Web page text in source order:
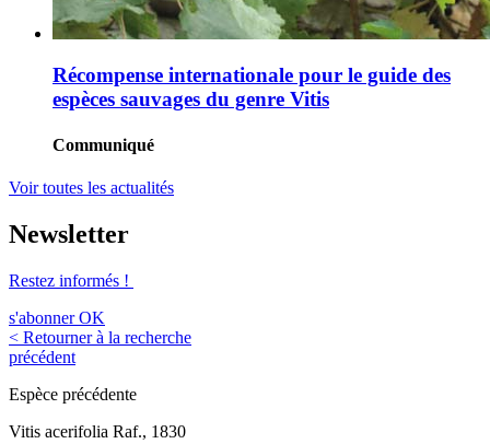
Récompense internationale pour le guide des
espèces sauvages du genre Vitis
Communiqué
Voir toutes les actualités
Newsletter
Restez informés !
s'abonner OK
< Retourner à la recherche
précédent
Espèce précédente
Vitis acerifolia Raf., 1830